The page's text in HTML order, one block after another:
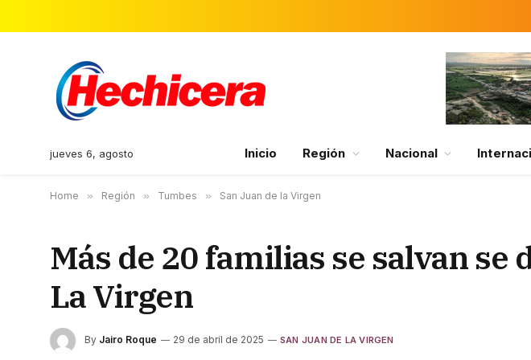
jueves 6, agosto Inicio Región Nacional
Home » Región » Tumbes » San Juan de la Virgen
Más de 20 familias se salvan se
La Virgen
By Jairo Roque 29 de abril de 2025 SAN JUAN DE LA VIRGEN